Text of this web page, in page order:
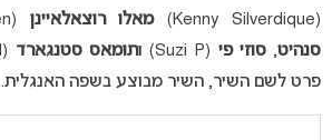
(Kenny Silverdique)
מאלו רוצאלאיינן (Malou Ruotsalainen),
סנהיט,סוזי פי (Suzi P) ו תומאס סטנגארד
פרט לשם השיר, השיר מבוצע בשפה האנגלית.